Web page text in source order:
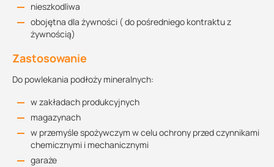
nieszkodliwa
obojętna dla żywności ( do pośredniego kontraktu z
żywnością)
Zastosowanie
Do powlekania podłoży mineralnych:
w zakładach produkcyjnych
magazynach
w przemyśle spożywczym w celu ochrony przed czynnikami
chemicznymi i mechanicznymi
garaże